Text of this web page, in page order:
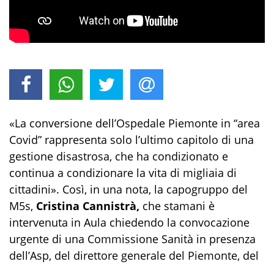
«La conversione dell’Ospedale Piemonte in “area
Covid” rappresenta solo l’ultimo capitolo di una
gestione disastrosa, che ha condizionato e
continua a condizionare la vita di migliaia di
cittadini». Così, in una nota, la capogruppo del
M5s, Cristina Cannistrà, che stamani è
intervenuta in Aula chiedendo la convocazione
urgente di una Commissione Sanità in presenza
dell’Asp, del direttore generale del Piemonte, del